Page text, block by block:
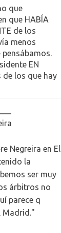
que
que HABÍA
de los
menos
pensábamos.
EN
de los que hay
Negreira en El
la
ser muy
árbitros no
parece q
Madrid."